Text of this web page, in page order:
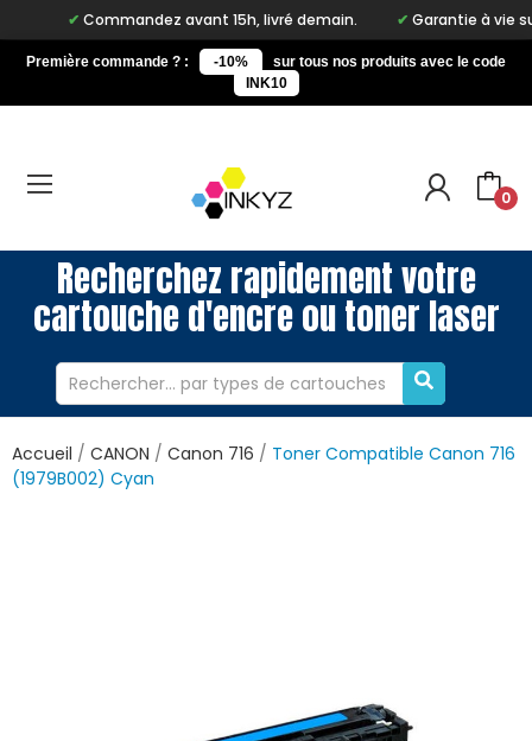
Commandez avant 15h, livré demain. Garantie à vie sur
Première commande ? : -10%
sur tous nos produits avec le code
INK10
0
Recherchez rapidement votre
cartouche d'encre ou toner laser
Accueil CANON Canon 716
Toner Compatible Canon 716
(1979B002) Cyan